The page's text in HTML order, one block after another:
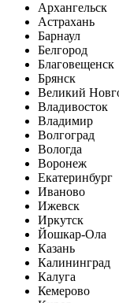
Архангельск
Астрахань
Барнаул
Белгород
Благовещенск
Брянск
Великий
Владивосток
Владимир
Волгоград
Вологда
Воронеж
Екатеринбург
Иваново
Ижевск
Иркутск
Йошкар-Ола
Казань
Калининград
Калуга
Кемерово